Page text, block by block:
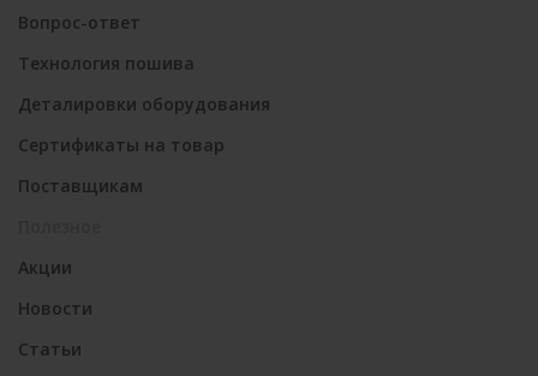
Вопрос-ответ
Технология пошива
Деталировки оборудования
Сертификаты на товар
Поставщикам
Акции
Новости
Статьи